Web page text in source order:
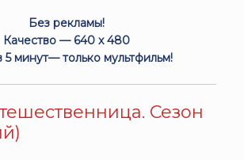
Без рекламы!
Качество — 640 x 480
5 минут— только мультфильм!
Сезон